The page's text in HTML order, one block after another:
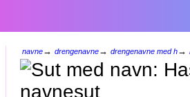
navne→ drengenavne→ drengenavne med h→